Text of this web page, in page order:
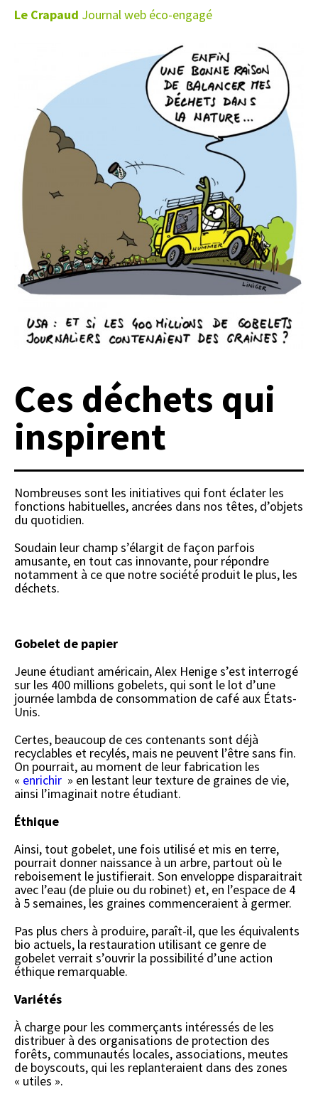
Le Crapaud Journal web éco-engagé
Ces déchets qui
inspirent
Nombreuses sont les initiatives qui font éclater les
fonctions habituelles, ancrées dans nos têtes, d’objets
du quotidien.
Soudain leur champ s’élargit de façon parfois
amusante, en tout cas innovante, pour répondre
notamment à ce que notre société produit le plus, les
déchets.
Gobelet de papier
Jeune étudiant américain, Alex Henige s’est interrogé
sur les 400 millions gobelets, qui sont le lot d’une
journée lambda de consommation de café aux États-
Unis.
Certes, beaucoup de ces contenants sont déjà
recyclables et recylés, mais ne peuvent l’être sans fin.
On pourrait, au moment de leur fabrication les
« enrichir » en lestant leur texture de graines de vie,
ainsi l’imaginait notre étudiant.
Éthique
Ainsi, tout gobelet, une fois utilisé et mis en terre,
pourrait donner naissance à un arbre, partout où le
reboisement le justifierait. Son enveloppe disparaitrait
avec l’eau (de pluie ou du robinet) et, en l’espace de 4
à 5 semaines, les graines commenceraient à germer.
Pas plus chers à produire, paraît-il, que les équivalents
bio actuels, la restauration utilisant ce genre de
gobelet verrait s’ouvrir la possibilité d’une action
éthique remarquable.
Variétés
À charge pour les commerçants intéressés de les
distribuer à des organisations de protection des
forêts, communautés locales, associations, meutes
de boyscouts, qui les replanteraient dans des zones
« utiles ».